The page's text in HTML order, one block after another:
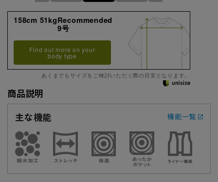
158cm 51kgRecommended
9号
Find out more on your
body type
あくまでもサイズをご検討いただく際の目安となります。
商品説明
主な機能
機能一覧